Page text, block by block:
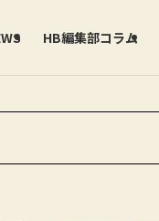
HB編集部コラム